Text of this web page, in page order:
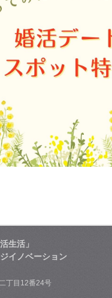
生活」
イノベーション
丁目12番24号